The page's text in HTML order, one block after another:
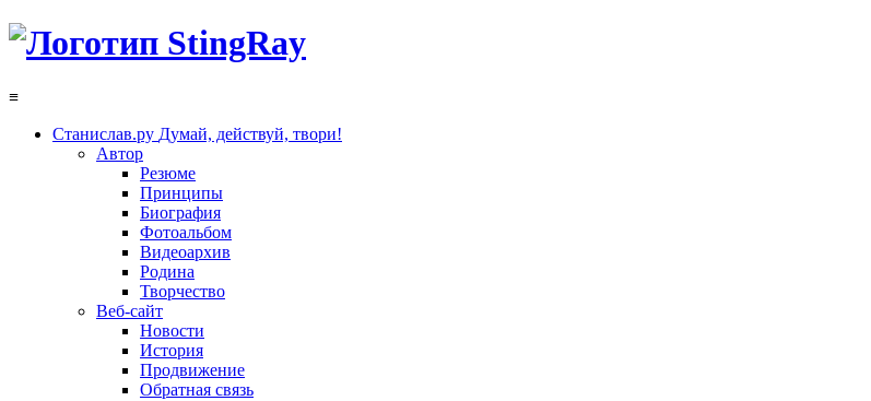
≡
Станислав.ру Думай, действуй, твори!
Автор
Резюме
Принципы
Биография
Фотоальбом
Видеоархив
Родина
Творчество
Веб-сайт
Новости
История
Продвижение
Обратная связь